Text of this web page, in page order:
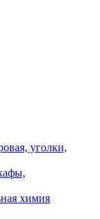
уголки,
химия